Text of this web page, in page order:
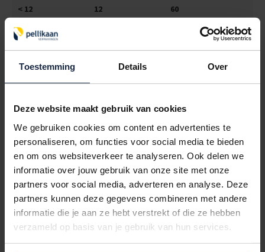
Toestemming Details Over
Deze website maakt gebruik van cookies
We gebruiken cookies om content en advertenties te
personaliseren, om functies voor social media te bieden
en om ons websiteverkeer te analyseren. Ook delen we
informatie over jouw gebruik van onze site met onze
partners voor social media, adverteren en analyse. Deze
partners kunnen deze gegevens combineren met andere
informatie die je aan ze hebt verstrekt of die ze hebben
verzameld op basis van je gebruik van hun services.
< 12
12
60
MERKSTIFT SNOWMAN SMAL BLAUW NG-12 (RONDE PUNT)
€1,42
€1,35 €1,28
ALLES BESTELLEN
Hoe werkt een bestellijst?
Wanneer u bent ingelogd, kunt u een eigen bestellijst maken.
Gebruik bestel- en offertelijsten om eenvoudig en snel producten
te bestellen. Uw bestel- en offertelijsten kunt u terugvinden in uw
account. Dat pakt altijd goed uit voor uw administratie!